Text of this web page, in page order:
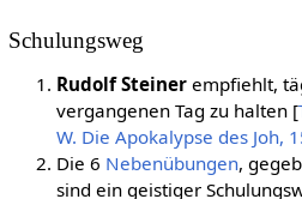
Schulungsweg
Rudolf Steinerempfiehlt,
vergangenen Tag zu halten [
W. Die Apokalypse des Joh,
Die 6 Nebenübungen,
sind ein geistiger